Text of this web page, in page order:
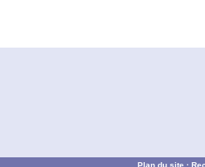
Plan du site ·